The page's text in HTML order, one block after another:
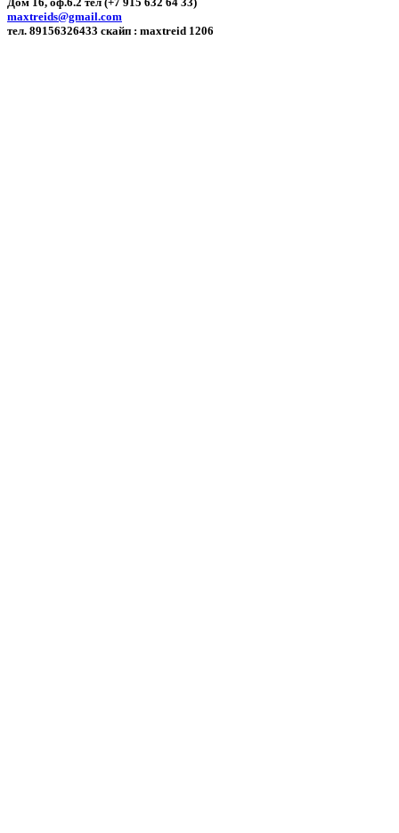
maxtreids@gmail.com
тел. 89156326433 скайп : maxtreid 1206